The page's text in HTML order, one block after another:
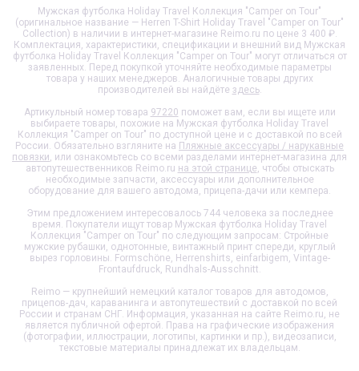
Мужская футболка Holiday Travel Коллекция "Camper on Tour"
(оригинальное название — Herren T-Shirt Holiday Travel "Camper on Tour"
Collection) в наличии в интернет-магазине Reimo.ru по цене 3 400 ₽.
Комплектация, характеристики, спецификации и внешний вид Мужская
футболка Holiday Travel Коллекция "Camper on Tour" могут отличаться от
заявленных. Перед покупкой уточняйте необходимые параметры
товара у наших менеджеров. Аналогичные товары других
производителей вы найдёте здесь.
Артикульный номер товара 97220 поможет вам, если вы ищете или
выбираете товары, похожие на Мужская футболка Holiday Travel
Коллекция "Camper on Tour" по доступной цене и с доставкой по всей
России. Обязательно взгляните на Пляжные аксессуары / нарукавные
повязки , или ознакомьтесь со всеми разделами интернет-магазина для
автопутешественников Reimo.ru на этой странице , чтобы отыскать
необходимые запчасти, аксессуары или дополнительное
оборудование для вашего автодома, прицепа-дачи или кемпера.
Этим предложением интересовалось 744 человека за последнее
время. Покупатели ищут товар Мужская футболка Holiday Travel
Коллекция "Camper on Tour" по следующим запросам: Стройные
мужские рубашки, однотонные, винтажный принт спереди, круглый
вырез горловины. Formschöne, Herrenshirts, einfarbigem, Vintage-
Frontaufdruck, Rundhals-Ausschnitt.
Reimo — крупнейший немецкий каталог товаров для автодомов,
прицепов-дач, караванинга и автопутешествий с доставкой по всей
России и странам СНГ. Информация, указанная на сайте Reimo.ru, не
является публичной офертой. Права на графические изображения
(фотографии, иллюстрации, логотипы, картинки и пр.), видеозаписи,
текстовые материалы принадлежат их владельцам.